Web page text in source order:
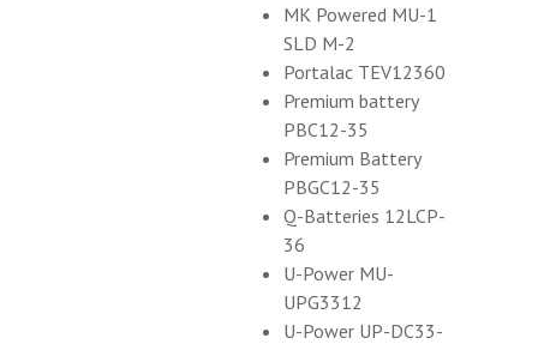
MK Powered MU-1
SLD M-2
Portalac TEV12360
Premium battery
PBC12-35
Premium Battery
PBGC12-35
Q-Batteries 12LCP-
36
U-Power MU-
UPG3312
U-Power UP-DC33-